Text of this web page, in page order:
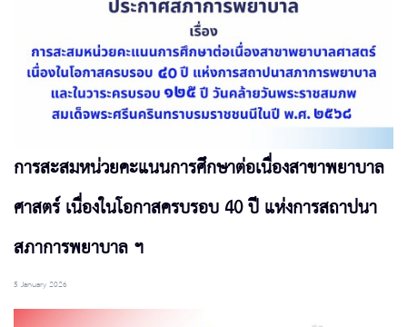
การสะสมหน่วยคะแนนการศึกษาต่อเนื่องสาขาพยาบาล
ศาสตร์ เนื่องในโอกาสครบรอบ 40 ปี แห่งการสถาปนา
สภาการพยาบาล ฯ
5 January 2026